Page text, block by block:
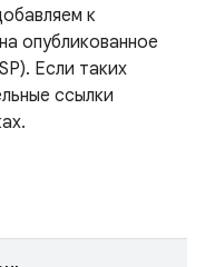
к
опубликованное
Если таких
ссылки